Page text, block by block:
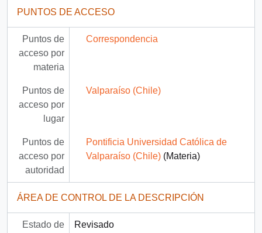
PUNTOS DE ACCESO
Puntos de
acceso por
materia
Correspondencia
Puntos de
acceso por
lugar
Valparaíso (Chile)
Puntos de
acceso por
autoridad
Pontificia Universidad Católica de
Valparaíso (Chile)(Materia)
ÁREA DE CONTROL DE LA DESCRIPCIÓN
Estado de
Revisado